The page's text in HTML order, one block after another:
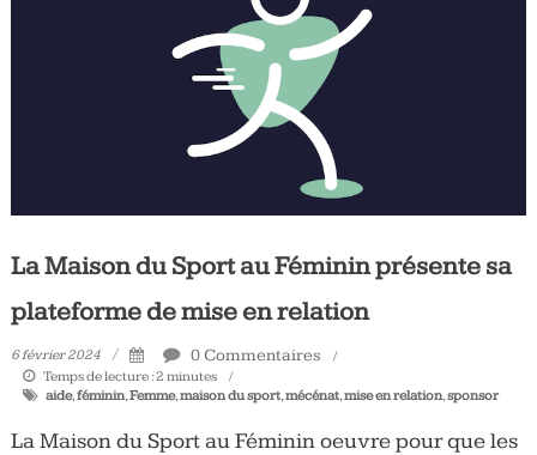
triathlon
La Maison du Sport au Féminin présente sa
plateforme de mise en relation
6 février 2024 0 Commentaires
Temps de lecture :2 minutes
aide,féminin,Femme,maison du sport,mécénat,mise en relation,sponsor
La Maison du Sport au Féminin oeuvre pour que les